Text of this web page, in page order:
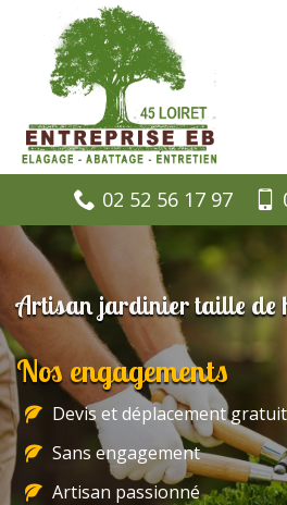
02 52 56 17 97
Artisan jardinier taille de
Nos engagements
Devis et déplacement
Sans engagement
Artisan passionné